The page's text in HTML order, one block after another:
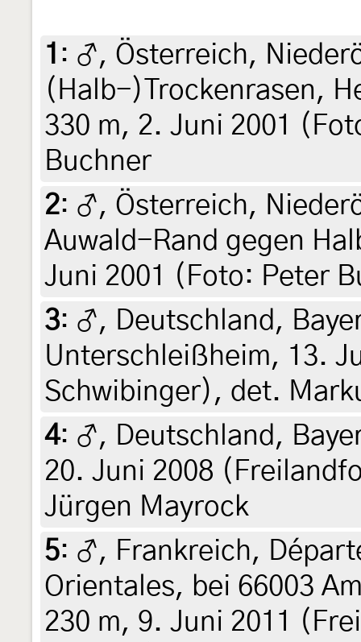
1 : ♂, Österreich,
(Halb-)Trockenrasen,
330 m, 2. Juni 2001
Buchner
2: ♂, Österreich,
Auwald-Rand gegen
Juni 2001 (Foto: Peter
3: ♂, Deutschland,
Unterschleißheim, 13.
Schwibinger), det.
4: ♂, Deutschland,
20. Juni 2008
Jürgen Mayrock
5: ♂, Frankreich,
Orientales, bei 66003
230 m, 9. Juni 2011